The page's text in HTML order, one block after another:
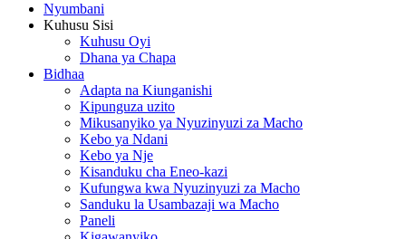
Nyumbani
Kuhusu Sisi
Kuhusu Oyi
Dhana ya Chapa
Bidhaa
Adapta na Kiunganishi
Kipunguza uzito
Mikusanyiko ya Nyuzinyuzi za Macho
Kebo ya Ndani
Kebo ya Nje
Kisanduku cha Eneo-kazi
Kufungwa kwa Nyuzinyuzi za Macho
Sanduku la Usambazaji wa Macho
Paneli